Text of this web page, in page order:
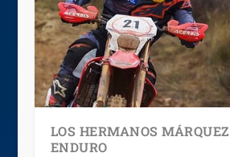
LOS HERMANOS
ENDURO